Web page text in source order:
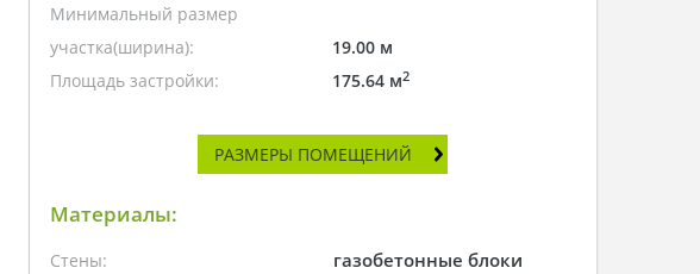
Минимальный размер
участка(ширина):
19.00 м
Площадь застройки:
175.64 м2
РАЗМЕРЫ ПОМЕЩЕНИЙ
Материалы:
Стены: газобетонные блоки